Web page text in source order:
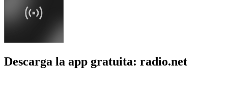
Descarga la app gratuita: radio.net